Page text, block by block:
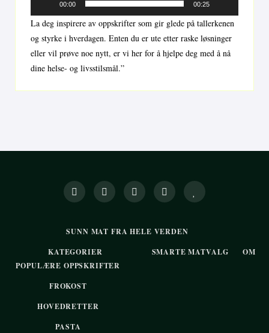
00:00 00:25
La deg inspirere av oppskrifter som gir glede på tallerkenen
og styrke i hverdagen. Enten du er ute etter raske løsninger
eller vil prøve noe nytt, er vi her for å hjelpe deg med å nå
dine helse- og livsstilsmål.”
SUNN MAT FRA HELE VERDEN
KATEGORIER
POPULÆRE OPPSKRIFTER
FROKOST
HOVEDRETTER
PASTA
SMARTE MATVALG OM